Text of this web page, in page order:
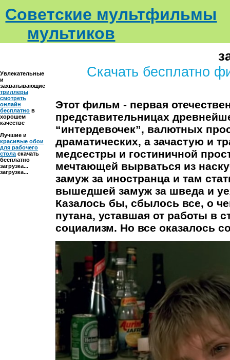
Советские мультфильмы
мультиков
Увлекательные
и
захватывающие
триллеры
смотреть
онлайн
бесплатно в
хорошем
качестве
Лучшие и
красивые обои
для рабочего
стола скачать
бесплатно
загрузка...
загрузка...
Скачать бесплатно
Этот фильм - первая
представительницах
“интердевочек”, валютных
драматических, а зачастую и
медсестры и гостиничной
мечтающей вырваться из
замуж за иностранца и там
вышедшей замуж за шведа и
Казалось бы, сбылось все, о
путана, уставшая от работы в
социализм. Но все оказалось